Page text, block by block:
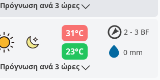
Πρόγνωση ανά 3 ώρες
31°C
23°C
2 - 3 BF
0 mm
Πρόγνωση ανά 3 ώρες